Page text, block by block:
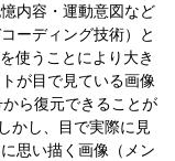
内容・運動意図など
ーディング技術）と
使うことにより大き
が目で見ている画像
ら復元できることが
かし、目で実際に見
思い描く画像（メン